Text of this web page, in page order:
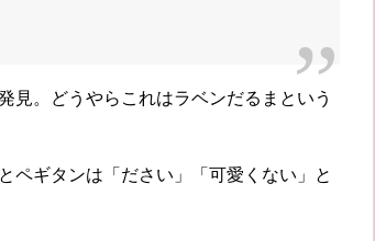
見。どうやらこれはラベンだるまという
ペギタンは「ださい」「可愛くない」と